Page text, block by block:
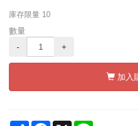
庫存限量 10
數量
-
+
加入